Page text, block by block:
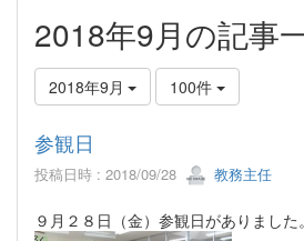
2018年9月の記事
2018年9月 100件
参観日
投稿日時 : 2018/09/28 教務主任
９月２８日（金）参観日がありました。